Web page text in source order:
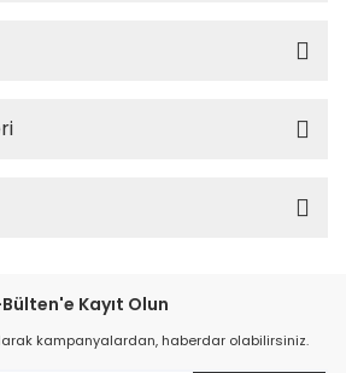
Bülten'e Kayıt Olun
kampanyalardan, haberdar olabilirsiniz.